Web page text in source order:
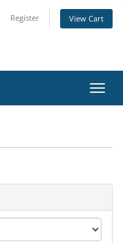
Register View Cart